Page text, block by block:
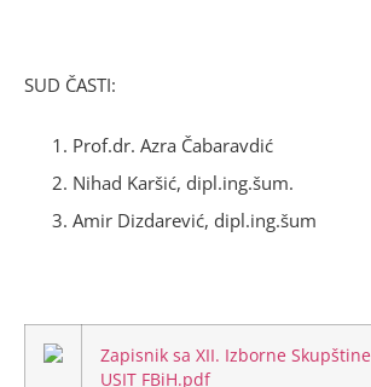
SUD ČASTI:
Prof.dr. Azra Čabaravdić
Nihad Karšić, dipl.ing.šum.
Amir Dizdarević, dipl.ing.šum
Zapisnik sa XII. Izborne Skupštine
USIT FBiH.pdf